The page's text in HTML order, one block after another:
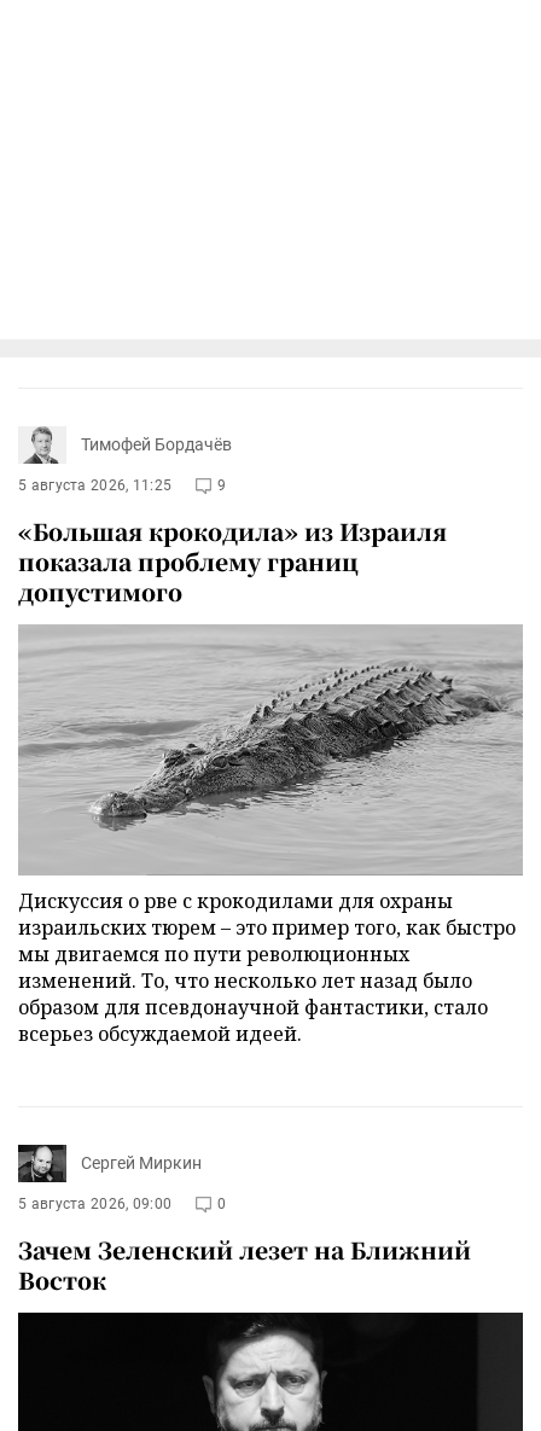
Тимофей Бордачёв
5 августа 2026, 11:25 9
«Большая крокодила» из Израиля
показала проблему границ
допустимого
Дискуссия о рве с крокодилами для охраны
израильских тюрем – это пример того, как быстро
мы двигаемся по пути революционных
изменений. То, что несколько лет назад было
образом для псевдонаучной фантастики, стало
всерьез обсуждаемой идеей.
Сергей Миркин
5 августа 2026, 09:00 0
Зачем Зеленский лезет на Ближний
Восток